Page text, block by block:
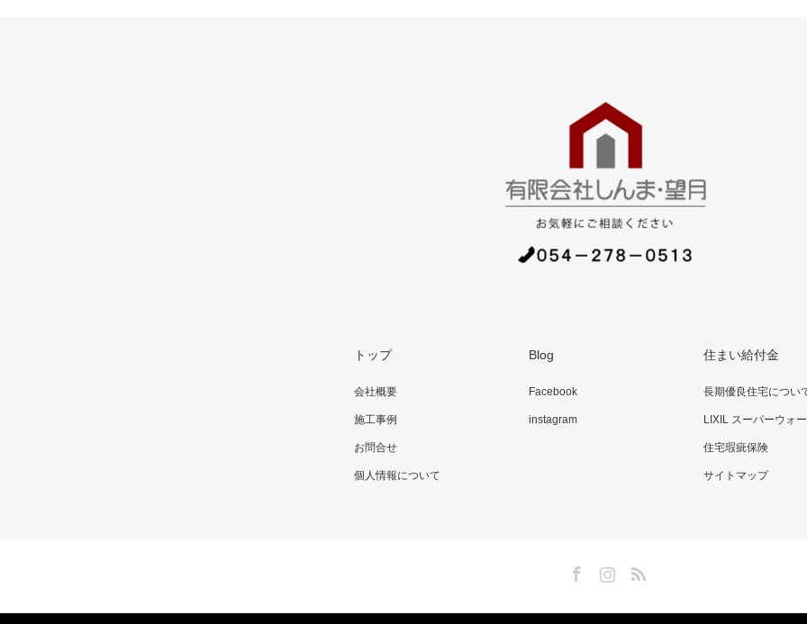
トップ
会社概要
施工事例
お問合せ
個人情報について
Blog
Facebook
instagram
住まい給付金
長期優良住宅につい
LIXIL スーパーウォ
住宅瑕疵保険
サイトマップ